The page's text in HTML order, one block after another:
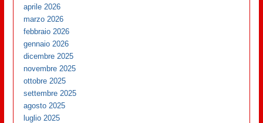
aprile 2026
marzo 2026
febbraio 2026
gennaio 2026
dicembre 2025
novembre 2025
ottobre 2025
settembre 2025
agosto 2025
luglio 2025